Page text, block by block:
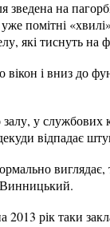
зведена на
помітні
які тиснуть
вікон і вниз до
у службових
відпадає
виглядає,
рік таки